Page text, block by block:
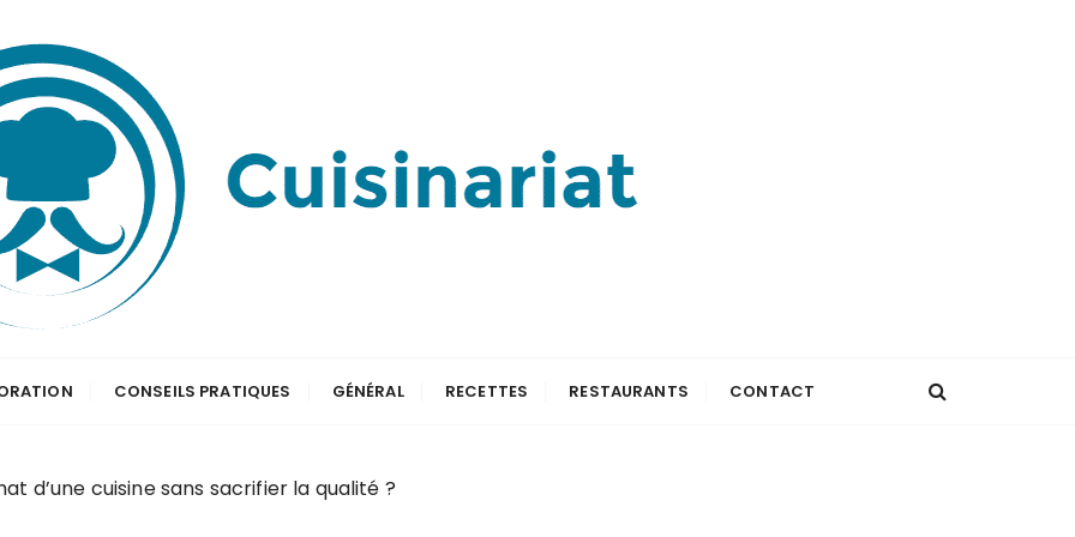
CONSEILS PRATIQUES GÉNÉRAL RECETTES RESTAURANTS CONTACT
d’une cuisine sans sacrifier la qualité ?